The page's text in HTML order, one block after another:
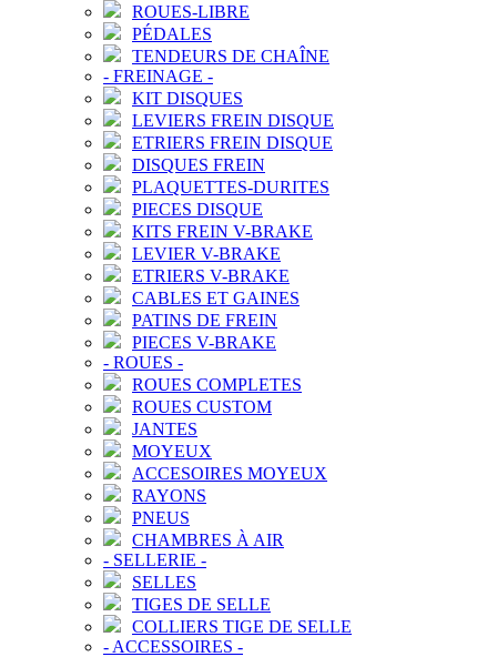
ROUES-LIBRE
PÉDALES
TENDEURS DE CHAÎNE
- FREINAGE -
KIT DISQUES
LEVIERS FREIN DISQUE
ETRIERS FREIN DISQUE
DISQUES FREIN
PLAQUETTES-DURITES
PIECES DISQUE
KITS FREIN V-BRAKE
LEVIER V-BRAKE
ETRIERS V-BRAKE
CABLES ET GAINES
PATINS DE FREIN
PIECES V-BRAKE
- ROUES -
ROUES COMPLETES
ROUES CUSTOM
JANTES
MOYEUX
ACCESOIRES MOYEUX
RAYONS
PNEUS
CHAMBRES À AIR
- SELLERIE -
SELLES
TIGES DE SELLE
COLLIERS TIGE DE SELLE
- ACCESSOIRES -